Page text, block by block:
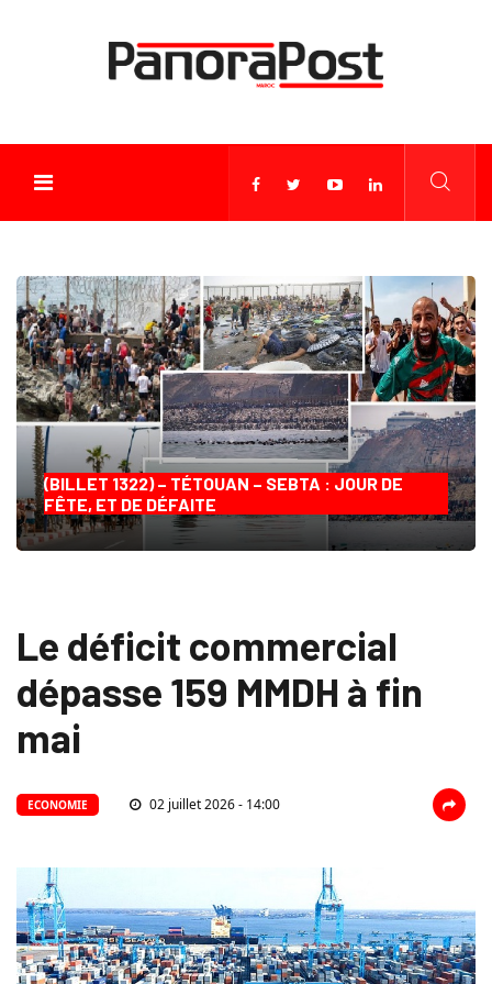
(BILLET 1322) – TÉTOUAN – SEBTA : JOUR DE
FÊTE, ET DE DÉFAITE
Le déficit commercial
dépasse 159 MMDH à fin
mai
ECONOMIE 02 juillet 2026 - 14:00